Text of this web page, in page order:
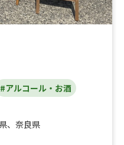
#アルコール・お酒
、 奈良県